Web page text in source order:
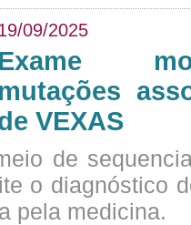
09/2025
Exame
mutações
VEXAS
de
o diagnóstico
pela medicina.